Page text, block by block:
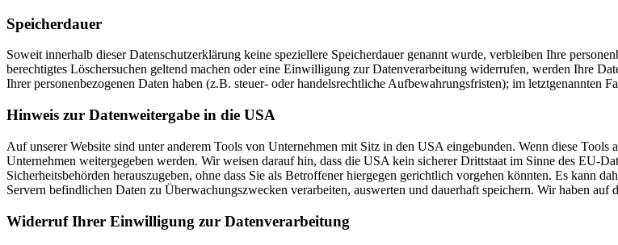
Speicherdauer
Soweit innerhalb dieser Datenschutzerklärung keine speziellere Speicherdauer genannt wurde, verbleiben Ihre
berechtigtes Löschersuchen geltend machen oder eine Einwilligung zur Datenverarbeitung widerrufen, werden Ihre
Ihrer personenbezogenen Daten haben (z.B. steuer- oder handelsrechtliche Aufbewahrungsfristen); im letztgenannten
Hinweis zur Datenweitergabe in die USA
Auf unserer Website sind unter anderem Tools von Unternehmen mit Sitz in den USA eingebunden. Wenn diese
Unternehmen weitergegeben werden. Wir weisen darauf hin, dass die USA kein sicherer Drittstaat im Sinne des EU-
Sicherheitsbehörden herauszugeben, ohne dass Sie als Betroffener hiergegen gerichtlich vorgehen könnten. Es kann
Servern befindlichen Daten zu Überwachungszwecken verarbeiten, auswerten und dauerhaft speichern. Wir haben auf
Widerruf Ihrer Einwilligung zur Datenverarbeitung